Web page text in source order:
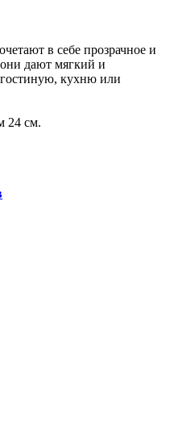
в себе прозрачное и
они дают мягкий и
кухню или
24 см.